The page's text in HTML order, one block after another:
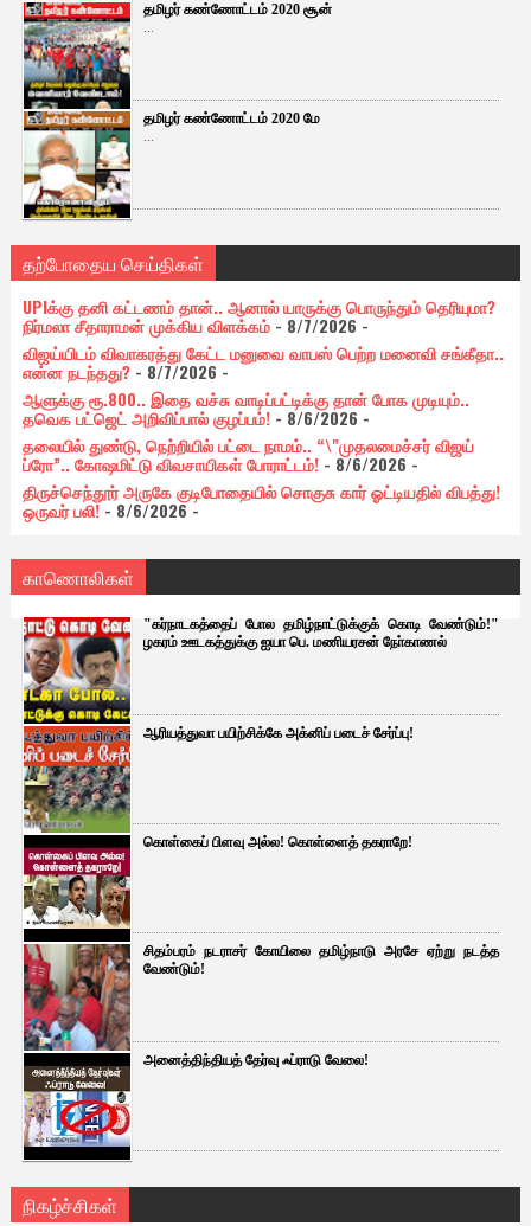
தமிழர் கண்ணோட்டம் 2020 சூன்
...
தமிழர் கண்ணோட்டம் 2020 மே
...
தற்போதைய செய்திகள்
UPIக்கு தனி கட்டணம் தான்.. ஆனால் யாருக்கு பொருந்தும் தெரியுமா?
நிர்மலா சீதாராமன் முக்கிய விளக்கம்- 8/7/2026 -
விஜய்யிடம் விவாகரத்து கேட்ட மனுவை வாபஸ் பெற்ற மனைவி சங்கீதா..
என்ன நடந்தது?- 8/7/2026 -
ஆளுக்கு ரூ.800.. இதை வச்சு வாடிப்பட்டிக்கு தான் போக முடியும்..
தவெக பட்ஜெட் அறிவிப்பால் குழப்பம்!- 8/6/2026 -
தலையில் துண்டு, நெற்றியில் பட்டை நாமம்.. “\"முதலமைச்சர் விஜய்
ப்ரோ”.. கோஷமிட்டு விவசாயிகள் போராட்டம்!- 8/6/2026 -
திருச்செந்தூர் அருகே குடிபோதையில் சொகுசு கார் ஓட்டியதில் விபத்து!
ஒருவர் பலி!- 8/6/2026-
காணொலிகள்
"கர்நாடகத்தைப் போல தமிழ்நாட்டுக்குக் கொடி வேண்டும்!"
ழகரம் ஊடகத்துக்கு ஐயா பெ. மணியரசன் நோ்காணல்
ஆரியத்துவா பயிற்சிக்கே அக்னிப் படைச் சேர்ப்பு!
கொள்கைப் பிளவு அல்ல! கொள்ளைத் தகராறே!
சிதம்பரம் நடராசர் கோயிலை தமிழ்நாடு அரசே ஏற்று நடத்த
வேண்டும்!
அனைத்திந்தியத் தேர்வு ஃப்ராடு வேலை!
நிகழ்ச்சிகள்